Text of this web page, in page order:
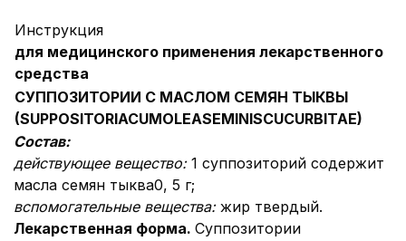
Инструкция
для медицинского применения лекарственного
средства
СУППОЗИТОРИИ С МАСЛОМ СЕМЯН ТЫКВЫ
(SUPPOSITORIACUMOLEASEMINISCUCURBITAE)
Состав:
действующее вещество: 1 суппозиторий содержит
масла семян тыква0, 5 г;
вспомогательные вещества: жир твердый.
Лекарственная форма. Суппозитории